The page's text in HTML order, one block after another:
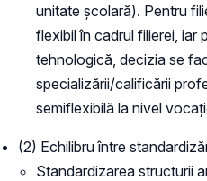
unitate școlară). Pentru
flexibil în cadrul filierei, iar
tehnologică, decizia se
specializării/calificării
semiflexibilă la nivel
(2) Echilibru între
Standardizarea structurii